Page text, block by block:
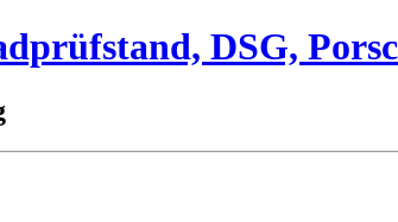
DSG,